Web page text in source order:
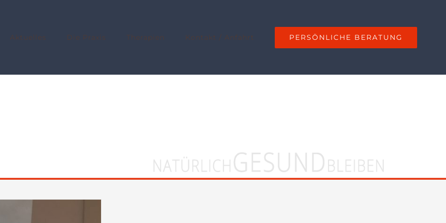
Aktuelles Die Praxis Therapien Kontakt / Anfahrt PERSÖNLICHE BERATUNG